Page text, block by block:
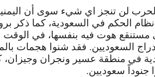
لن تنجز اي شيء سوى أن
الحكم في السعودية، كما ذكر
هوت فيه بنفسها، في الوقت
السعوديين. فقد شنوا هجمات
في منطقة عسير ونجران وجيزان،
جنوداً سعوديين.